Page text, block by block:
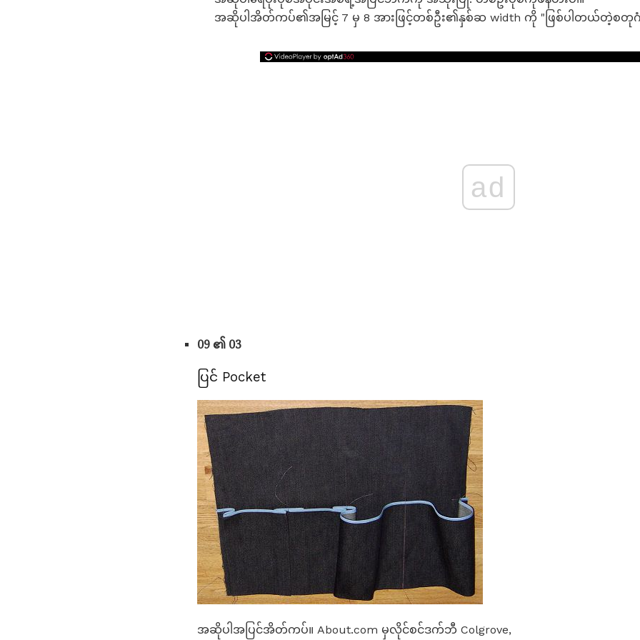
အဆိုပါအိတ်ကပ်၏အမြင့် 7 မှ 8 အားဖြင့်တစ်ဦး၏နှစ်ဆ width ကို "ဖြစ်ပါတယ်တဲ့စတုဂံ
ad
09 ၏ 03
ပြင် Pocket
အဆိုပါအပြင်အိတ်ကပ်။ About.com မှလိုင်စင်ဒက်ဘီ Colgrove,